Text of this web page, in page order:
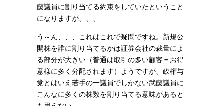
藤議員に割り当てる約束をしていたということ
になりますが、、、
う～ん、、、これはこれで疑問ですね。新規公
開株を誰に割り当てるかは証券会社の裁量によ
る部分が大きい（普通は取引の多い顧客＝お得
意様に多く分配されます）ようですが、政権与
党とはいえ若手の一議員でしかない武藤議員に
こんなに多くの株数を割り当てる意味があると